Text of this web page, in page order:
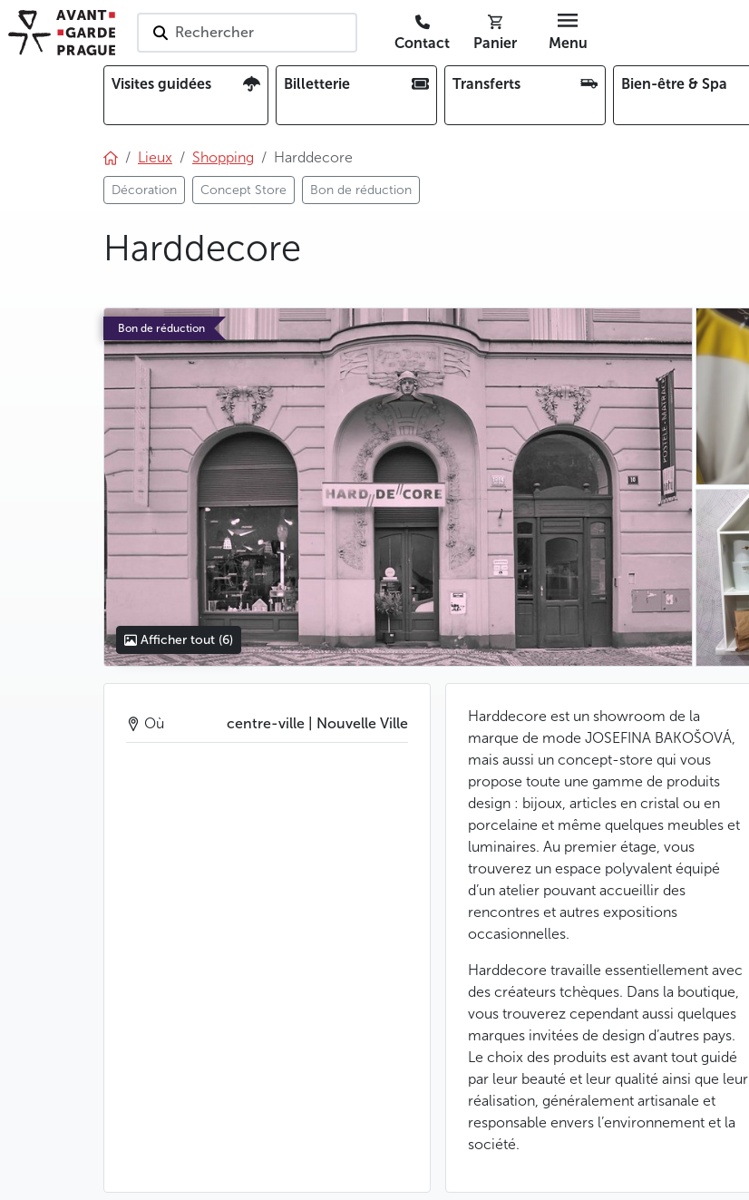
Rechercher
Contact Panier Menu
Visites guidées Billetterie Transferts Bien-être & Spa
Lieux Shopping Harddecore
Décoration Concept Store Bon de réduction
Harddecore
Bon de réduction
photo 5
photo 6
Afficher tout (6)
Harddecore est un showroom de la
marque de mode JOSEFINA BAKOŠOVÁ,
mais aussi un concept-store qui vous
propose toute une gamme de produits
design : bijoux, articles en cristal ou en
porcelaine et même quelques meubles et
luminaires. Au premier étage, vous
trouverez un espace polyvalent équipé
d’un atelier pouvant accueillir des
rencontres et autres expositions
occasionnelles.
Harddecore travaille essentiellement avec
des créateurs tchèques. Dans la boutique,
vous trouverez cependant aussi quelques
marques invitées de design d’autres pays.
Le choix des produits est avant tout guidé
par leur beauté et leur qualité ainsi que leur
réalisation, généralement artisanale et
responsable envers l’environnement et la
société.
Où centre-ville | Nouvelle Ville